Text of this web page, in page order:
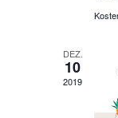
DEZ.
10
2019